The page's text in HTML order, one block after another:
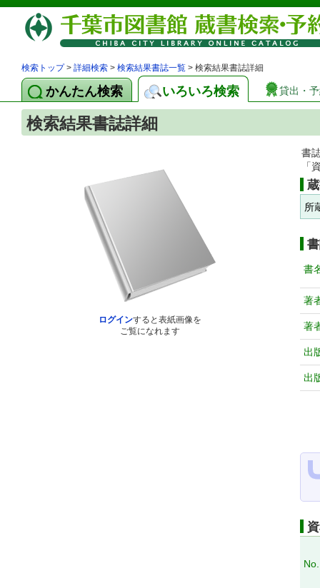
検索トップ> 詳細検索 > 検索結果書誌一覧 > 検索結果書誌詳細
かんたん検索 いろいろ検索 貸出・
検索結果書誌詳細
ログインすると表紙画像を
ご覧になれます
書
「
所
書
著
著
出
出
No.